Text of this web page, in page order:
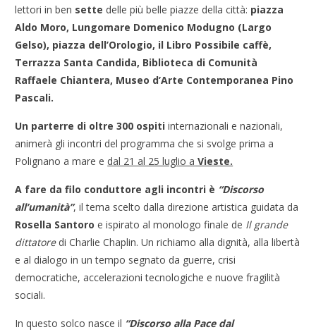
lettori in ben sette delle più belle piazze della città: piazza
Aldo Moro, Lungomare Domenico Modugno (Largo
Gelso), piazza dell’Orologio, il Libro Possibile caffè,
Terrazza Santa Candida, Biblioteca di Comunità
Raffaele Chiantera, Museo d’Arte Contemporanea Pino
Pascali.
Un parterre di oltre 300 ospiti internazionali e nazionali,
animerà gli incontri del programma che si svolge prima a
Polignano a mare e dal 21 al 25 luglio a Vieste.
A fare da filo conduttore agli incontri è “Discorso
all’umanità”, il tema scelto dalla direzione artistica guidata da
Rosella Santoro e ispirato al monologo finale de Il grande
dittatoredi Charlie Chaplin. Un richiamo alla dignità, alla libertà
e al dialogo in un tempo segnato da guerre, crisi
democratiche, accelerazioni tecnologiche e nuove fragilità
sociali.
In questo solco nasce il “Discorso alla Pace dal